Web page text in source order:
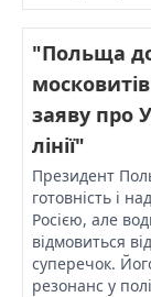
"Польща
заяву про
лінії"
Президент
готовність і
Росією, але
відмовиться
суперечок.
резонанс у